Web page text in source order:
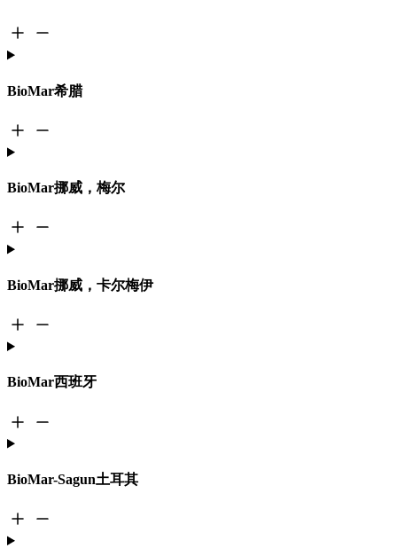
BioMar希腊
BioMar挪威，梅尔
BioMar挪威，卡尔梅伊
BioMar西班牙
BioMar-Sagun土耳其